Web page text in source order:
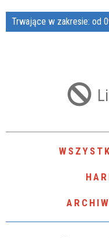
Szukana fraza
Trwające w zakresie: od